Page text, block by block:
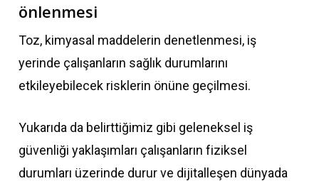
önlenmesi
Toz, kimyasal maddelerin denetlenmesi, iş
yerinde çalışanların sağlık durumlarını
etkileyebilecek risklerin önüne geçilmesi.
Yukarıda da belirttiğimiz gibi geleneksel iş
güvenliği yaklaşımları çalışanların fiziksel
durumları üzerinde durur ve dijitalleşen dünyada